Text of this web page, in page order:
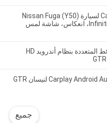
شاشة Lsailt مقاس 8 بوصات CarPlay لسيارة Nissan Fuga (Y50)
Infiniti 350GT 2005-2008 Android Auto، انعكاس، شاشة لمس
شاشة Lsailt 7 بوصة لاستبدال الوسائط المتعددة بنظام أندرويد HD
شاشة Lsailt 7 بوصة لاسلكية Carplay Android Auto HD لنيسان GTR
جميع